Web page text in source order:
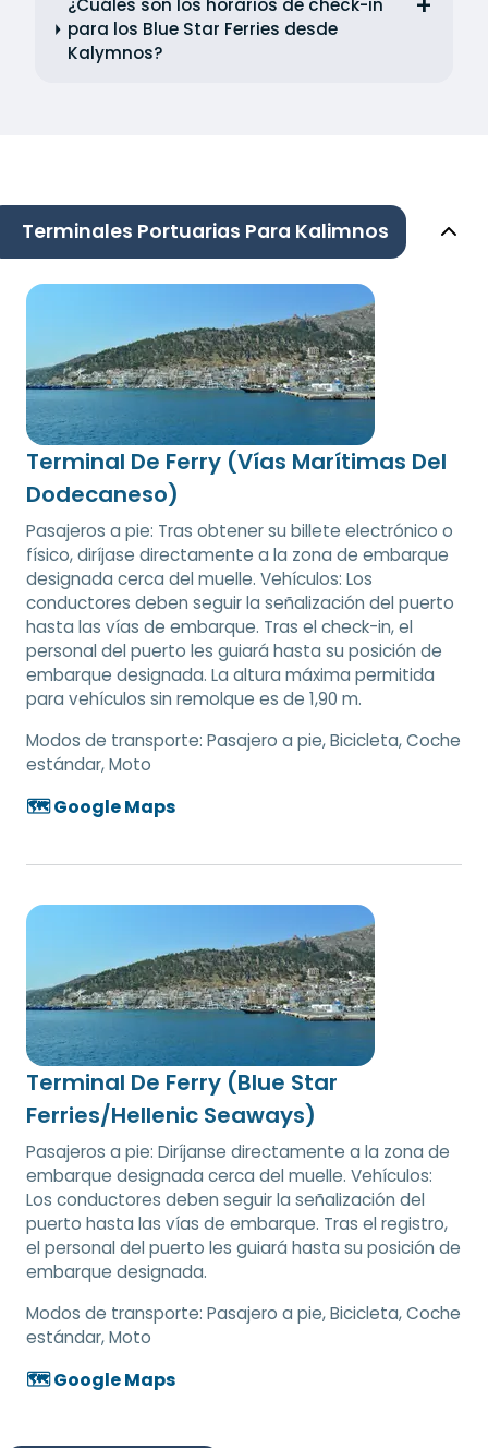
¿Cuáles son los horarios de check-in
para los Blue Star Ferries desde
Kalymnos?
Terminales Portuarias Para Kalimnos
Terminal De Ferry (Vías Marítimas Del
Dodecaneso)
Pasajeros a pie: Tras obtener su billete electrónico o
físico, diríjase directamente a la zona de embarque
designada cerca del muelle. Vehículos: Los
conductores deben seguir la señalización del puerto
hasta las vías de embarque. Tras el check-in, el
personal del puerto les guiará hasta su posición de
embarque designada. La altura máxima permitida
para vehículos sin remolque es de 1,90 m.
Modos de transporte: Pasajero a pie, Bicicleta, Coche
estándar, Moto
🗺️ Google Maps
Terminal De Ferry (Blue Star
Ferries/Hellenic Seaways)
Pasajeros a pie: Diríjanse directamente a la zona de
embarque designada cerca del muelle. Vehículos:
Los conductores deben seguir la señalización del
puerto hasta las vías de embarque. Tras el registro,
el personal del puerto les guiará hasta su posición de
embarque designada.
Modos de transporte: Pasajero a pie, Bicicleta, Coche
estándar, Moto
🗺️ Google Maps